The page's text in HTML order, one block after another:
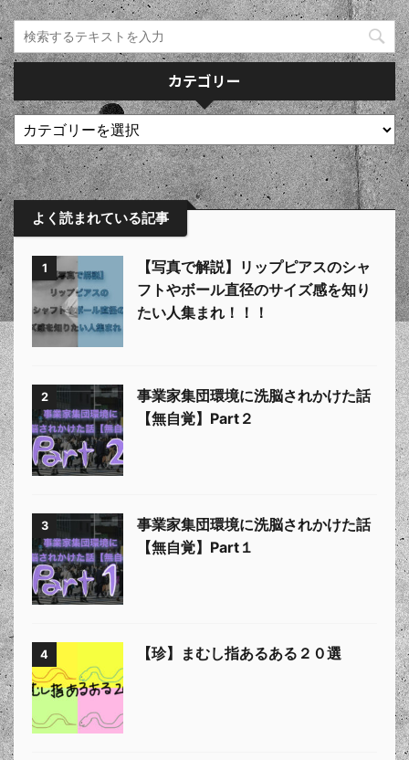
カテゴリー
よく読まれている記事
1
【写真で解説】リップピアスのシャ
フトやボール直径のサイズ感を知り
たい人集まれ！！！
2
事業家集団環境に洗脳されかけた話
【無自覚】Part２
3
事業家集団環境に洗脳されかけた話
【無自覚】Part１
4 【珍】まむし指あるある２０選